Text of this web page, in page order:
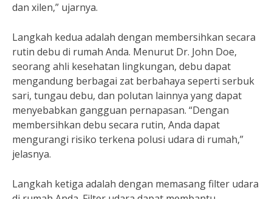
dan xilen,” ujarnya.
Langkah kedua adalah dengan membersihkan secara
rutin debu di rumah Anda. Menurut Dr. John Doe,
seorang ahli kesehatan lingkungan, debu dapat
mengandung berbagai zat berbahaya seperti serbuk
sari, tungau debu, dan polutan lainnya yang dapat
menyebabkan gangguan pernapasan. “Dengan
membersihkan debu secara rutin, Anda dapat
mengurangi risiko terkena polusi udara di rumah,”
jelasnya.
Langkah ketiga adalah dengan memasang filter udara